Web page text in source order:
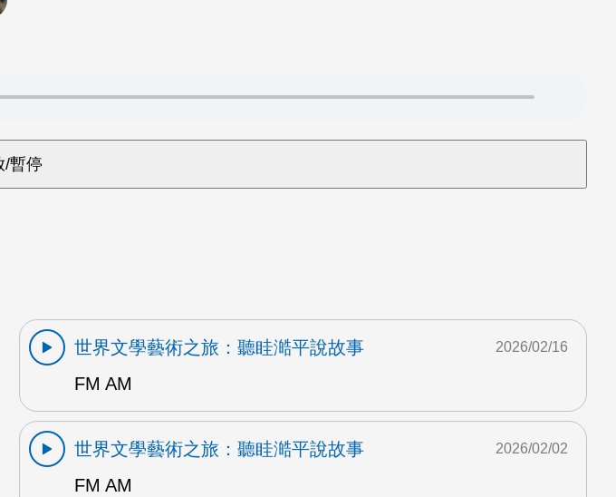
世界文學藝術之旅：聽眭澔平說故事
FM AM
2026/02/16
世界文學藝術之旅：聽眭澔平說故事
FM AM
2026/02/02